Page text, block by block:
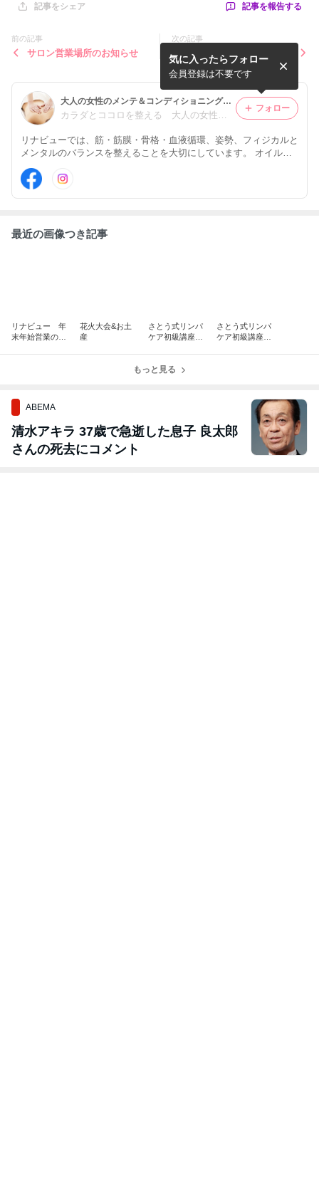
記事をシェア 記事を報告する
前の記事
サロン営業場所のお知らせ
次の記事
花火大会&お土産
大人の女性のメンテ＆コンディショニングサロン リナビュー
リナビューでは、筋・筋膜・骨格・血液循環、姿勢、フィジカルと
メンタルのバランスを整えることを大切にしています。 オイルセ
ラピー、アロマセラピー、チネイザン内臓セラピー、ホットストー
ン、ストレッチポールなどの多様なテクニックで癒しと結果をご提
供しています
気に入ったらフォロー
会員登録は不要です
フォロー
最近の画像つき記事
リナビュー 年
末年始営業のお
花火大会&お土
産
さとう式リンパ
ケア初級講座
さとう式リンパ
ケア初級講座
もっと見る
ABEMA
清水アキラ 37歳で急逝した息子 良太郎
さんの死去にコメント